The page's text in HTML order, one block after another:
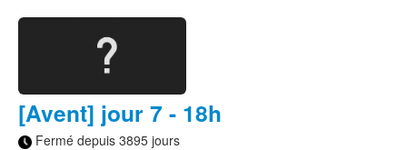
[Avent] jour 7 - 18h
Fermé depuis 3895 jours